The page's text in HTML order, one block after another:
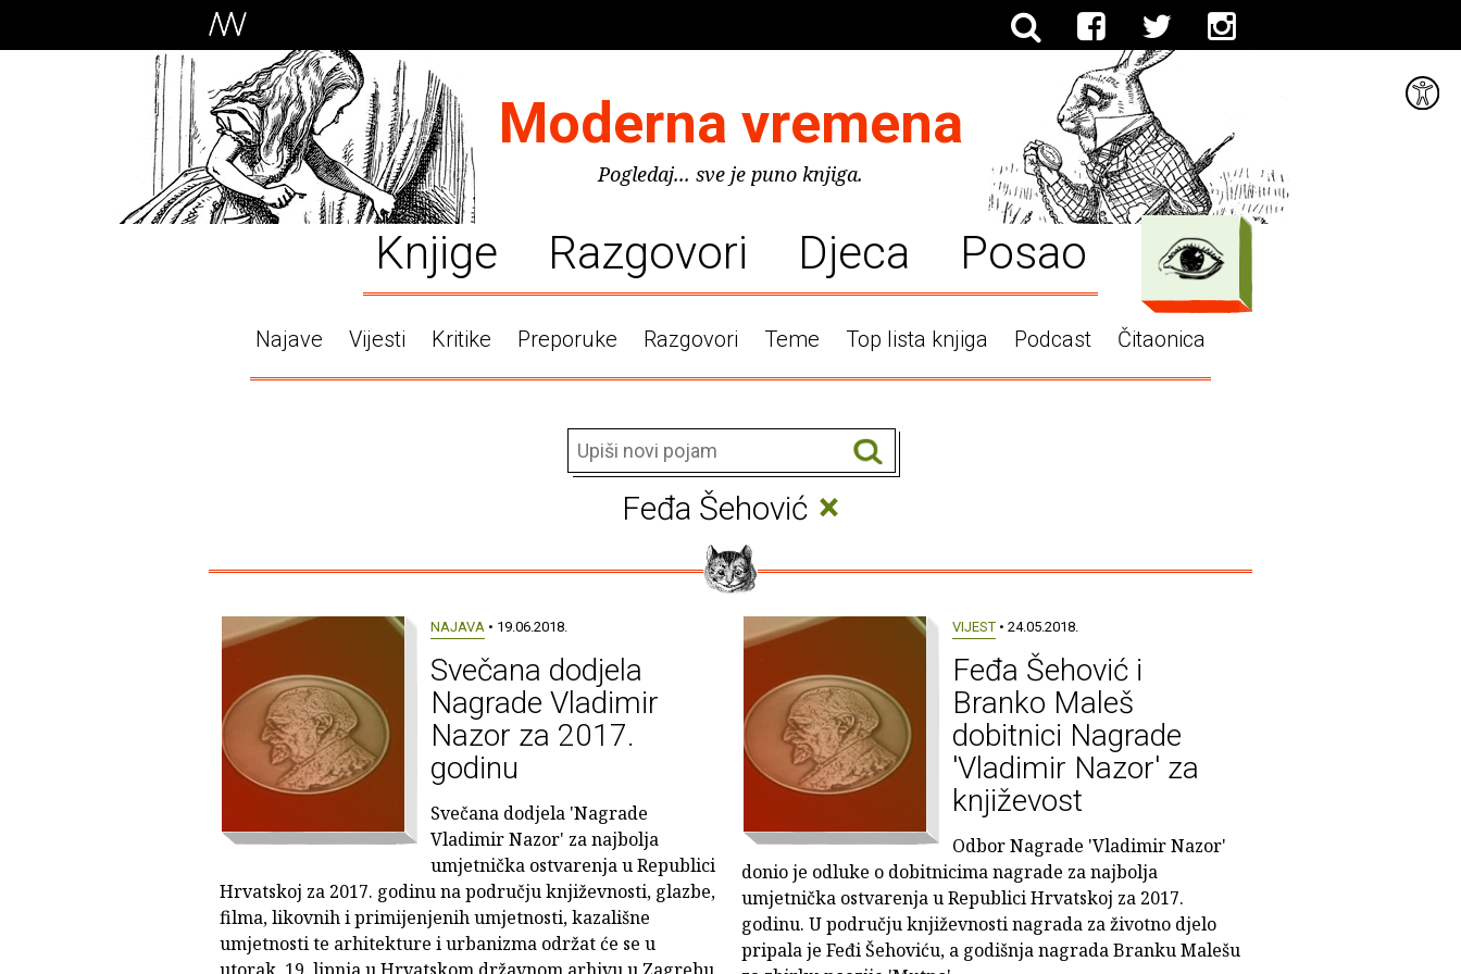
Moderna vremena
Pogledaj... sve je puno knjiga.
Knjige Razgovori Djeca Posao
Najave Vijesti Kritike Preporuke Razgovori Teme Top lista knjiga Podcast Čitaonica
Feđa Šehović ×
NAJAVA • 19.06.2018.
Svečana dodjela
Nagrade Vladimir
Nazor za 2017.
godinu
Svečana dodjela 'Nagrade
Vladimir Nazor' za najbolja
umjetnička ostvarenja u Republici
Hrvatskoj za 2017. godinu na području književnosti, glazbe,
filma, likovnih i primijenjenih umjetnosti, kazališne
umjetnosti te arhitekture i urbanizma održat će se u
VIJEST • 24.05.2018.
Feđa Šehović i
Branko Maleš
dobitnici Nagrade
'Vladimir Nazor' za
književost
Odbor Nagrade 'Vladimir Nazor'
donio je odluke o dobitnicima nagrade za najbolja
umjetnička ostvarenja u Republici Hrvatskoj za 2017.
godinu. U području književnosti nagrada za životno djelo
pripala je Feđi Šehoviću, a godišnja nagrada Branku Malešu